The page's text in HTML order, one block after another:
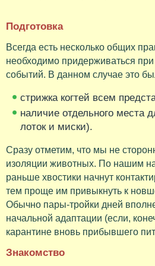
Подготовка
Всегда есть несколько общих
необходимо придерживаться
событий. В данном случае это
стрижка когтей всем
наличие отдельного места
лоток и миски).
Сразу отметим, что мы не
изоляции животных. По нашим
раньше хвостики начнут
тем проще им привыкнуть к
Обычно пары-тройки дней
начальной адаптации (если,
карантине вновь прибывшего
Знакомство